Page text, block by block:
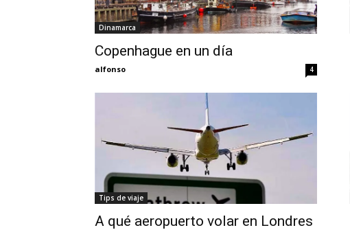
Dinamarca
Copenhague en un día
alfonso 4
Tips de viaje
A qué aeropuerto volar en Londres